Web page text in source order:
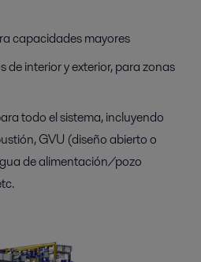
capacidades mayores
de interior y exterior, para zonas
todo el sistema, incluyendo
GVU (diseño abierto o
de alimentación/pozo